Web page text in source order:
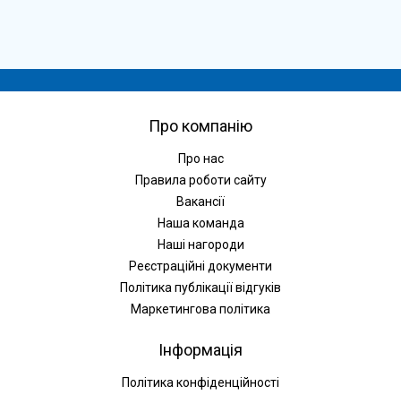
Про компанію
Про нас
Правила роботи сайту
Вакансії
Наша команда
Наші нагороди
Реєстраційні документи
Політика публікації відгуків
Маркетингова політика
Інформація
Політика конфіденційності